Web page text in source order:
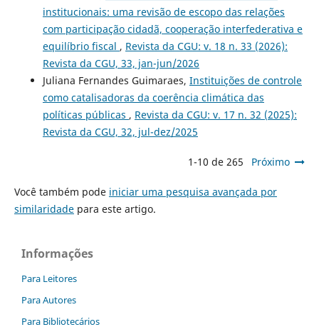
institucionais: uma revisão de escopo das relações
com participação cidadã, cooperação interfederativa e
equilíbrio fiscal , Revista da CGU: v. 18 n. 33 (2026):
Revista da CGU, 33, jan-jun/2026
Juliana Fernandes Guimaraes, Instituições de controle
como catalisadoras da coerência climática das
políticas públicas , Revista da CGU: v. 17 n. 32 (2025):
Revista da CGU, 32, jul-dez/2025
1-10 de 265 Próximo
Você também pode iniciar uma pesquisa avançada por
similaridadepara este artigo.
Informações
Para Leitores
Para Autores
Para Bibliotecários